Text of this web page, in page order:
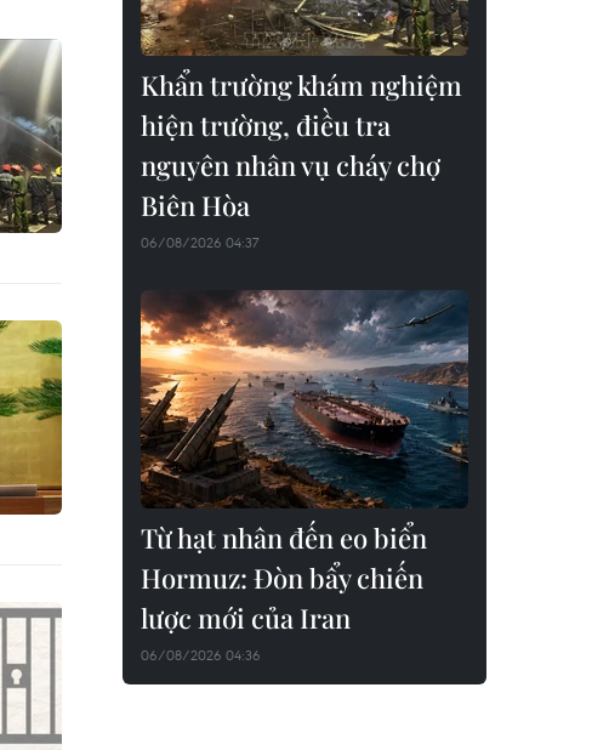
Khẩn trường khám nghiệm
hiện trường, điều tra
nguyên nhân vụ cháy chợ
Biên Hòa
06/08/2026 04:37
Từ hạt nhân đến eo biển
Hormuz: Đòn bẩy chiến
lược mới của Iran
06/08/2026 04:36